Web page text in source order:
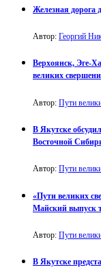
Железная дорога
Автор: Георгий
Верхоянск, Эге-
великих
Автор: Пути
В Якутске
Восточной
Автор: Пути
«Пути великих
Майский выпуск
Автор: Пути
В Якутске